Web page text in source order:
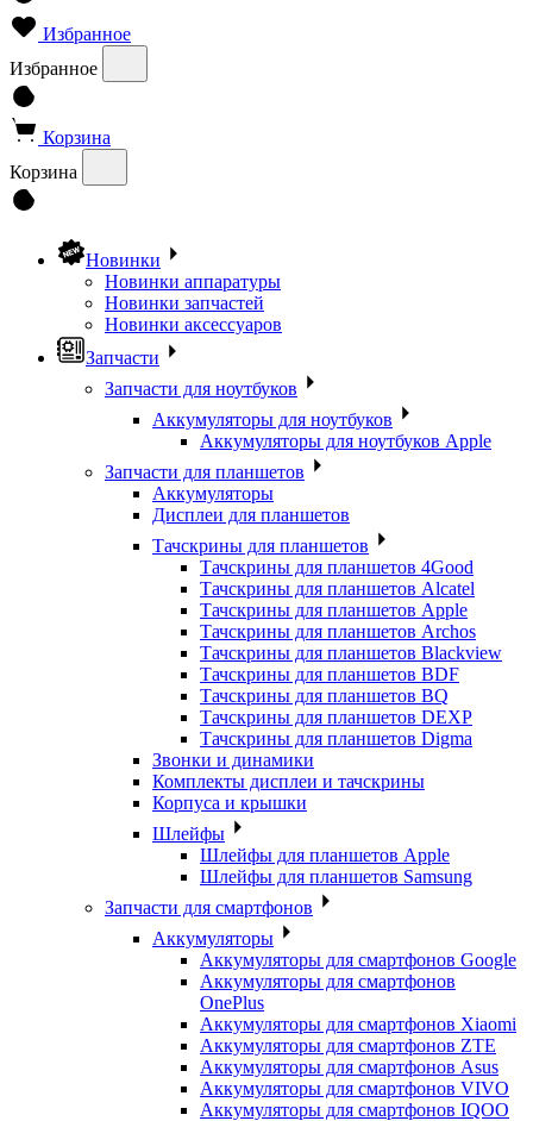
Избранное
Избранное
Корзина
Корзина
Новинки
Новинки аппаратуры
Новинки запчастей
Новинки аксессуаров
Запчасти
Запчасти для ноутбуков
Аккумуляторы для ноутбуков
Аккумуляторы для ноутбуков Apple
Запчасти для планшетов
Аккумуляторы
Дисплеи для планшетов
Тачскрины для планшетов
Тачскрины для планшетов 4Good
Тачскрины для планшетов Alcatel
Тачскрины для планшетов Apple
Тачскрины для планшетов Archos
Тачскрины для планшетов Blackview
Тачскрины для планшетов BDF
Тачскрины для планшетов BQ
Тачскрины для планшетов DEXP
Тачскрины для планшетов Digma
Звонки и динамики
Комплекты дисплеи и тачскрины
Корпуса и крышки
Шлейфы
Шлейфы для планшетов Apple
Шлейфы для планшетов Samsung
Запчасти для смартфонов
Аккумуляторы
Аккумуляторы для смартфонов Google
Аккумуляторы для смартфонов
OnePlus
Аккумуляторы для смартфонов Xiaomi
Аккумуляторы для смартфонов ZTE
Аккумуляторы для cмартфонов Asus
Аккумуляторы для смартфонов VIVO
Аккумуляторы для смартфонов IQOO